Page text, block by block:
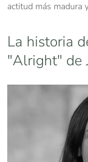
actitud más madura
La historia
"Alright" de